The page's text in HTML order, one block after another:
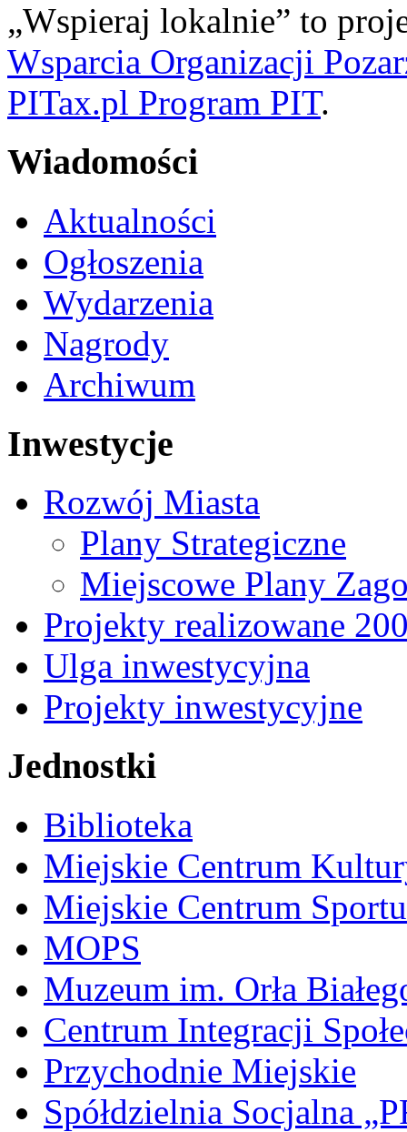
„Wspieraj lokalnie” to
Wsparcia Organizacji
PITax.pl Program PIT.
Wiadomości
Aktualności
Ogłoszenia
Wydarzenia
Nagrody
Archiwum
Inwestycje
Rozwój Miasta
Plany Strategiczne
Miejscowe Plany
Projekty realizowane
Ulga inwestycyjna
Projekty inwestycyjne
Jednostki
Biblioteka
Miejskie Centrum
Miejskie Centrum
MOPS
Muzeum im. Orła
Centrum Integracji
Przychodnie Miejskie
Spółdzielnia Socjalna